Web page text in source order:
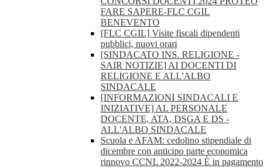
FARE SAPERE-FLC CGIL
BENEVENTO
[FLC CGIL] Visite fiscali dipendenti
pubblici, nuovi orari
[SINDACATO INS. RELIGIONE -
SAIR NOTIZIE] AI DOCENTI DI
RELIGIONE E ALL'ALBO
SINDACALE
[INFORMAZIONI SINDACALI E
INIZIATIVE] AL PERSONALE
DOCENTE, ATA, DSGA E DS -
ALL'ALBO SINDACALE
Scuola e AFAM: cedolino stipendiale di
dicembre con anticipo parte economica
rinnovo CCNL 2022-2024 È in pagamento